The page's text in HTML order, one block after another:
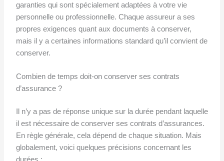
garanties qui sont spécialement adaptées à votre vie
personnelle ou professionnelle. Chaque assureur a ses
propres exigences quant aux documents à conserver,
mais il y a certaines informations standard qu’il convient de
conserver.
Combien de temps doit-on conserver ses contrats
d’assurance ?
Il n’y a pas de réponse unique sur la durée pendant laquelle
il est nécessaire de conserver ses contrats d’assurances.
En règle générale, cela dépend de chaque situation. Mais
globalement, voici quelques précisions concernant les